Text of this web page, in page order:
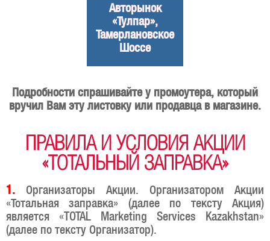
Авторынок
«Тулпар»,
Тамерлановское
Шоссе
Подробности спрашивайте у промоутера, который
вручил Вам эту листовку или продавца в магазине.
ПРАВИЛА И УСЛОВИЯ АКЦИИ
«ТОТАЛЬНЫЙ ЗАПРАВКА»
1. Организаторы Акции. Организатором Акции
«Тотальная заправка» (далее по тексту Акция)
является «TOTAL Marketing Services Kazakhstan»
(далее по тексту Организатор).